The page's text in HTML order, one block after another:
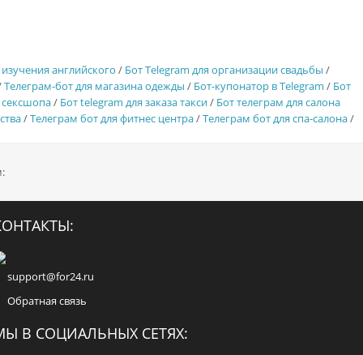
английского / Бот Telegram для организации свадьбы /
Телеграм-бот для магазина одежды / Бот-купонатор в Telegram / Бот
сексшопа/ Бот telegram для заказа такси/ Бот телеграм для салона
/Телеграм бот для фитнес центра/Телеграм бот для спа-салона/
support@for24.ru
Обратная связь
В СОЦИАЛЬНЫХ СЕТЯХ: